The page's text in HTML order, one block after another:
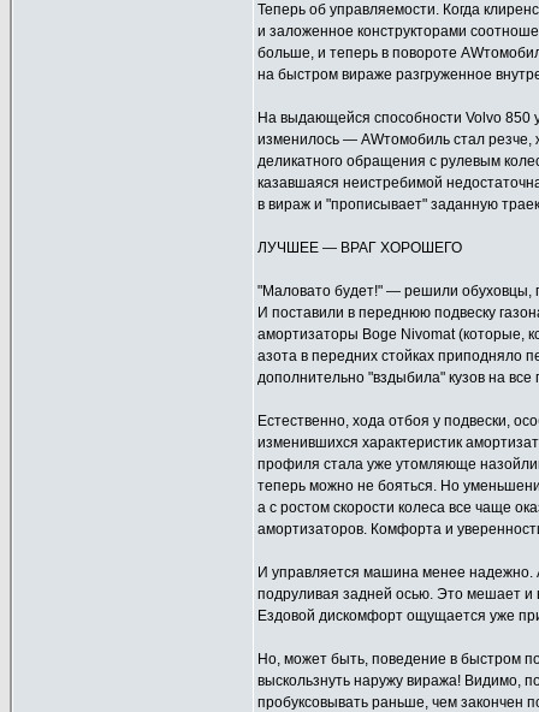
Теперь об управляемости. Когда
и заложенное конструкторами
больше, и теперь в повороте
на быстром вираже разгруженное
На выдающейся способности Volvo 850
изменилось — AWтомобиль стал
деликатного обращения с рулевым
казавшаяся неистребимой
в вираж и "прописывает" заданную
ЛУЧШЕЕ — ВРАГ ХОРОШЕГО
"Маловато будет!" — решили обуховцы,
И поставили в переднюю подвеску
амортизаторы Boge Nivomat (которые,
азота в передних стойках приподняло
дополнительно "вздыбила" кузов на все
Естественно, хода отбоя у подвески,
изменившихся характеристик
профиля стала уже утомляюще
теперь можно не бояться. Но
а с ростом скорости колеса все чаще
амортизаторов. Комфорта и
И управляется машина менее надежно.
подруливая задней осью. Это мешает и
Ездовой дискомфорт ощущается уже
Но, может быть, поведение в быстром
выскользнуть наружу виража! Видимо,
пробуксовывать раньше, чем закончен